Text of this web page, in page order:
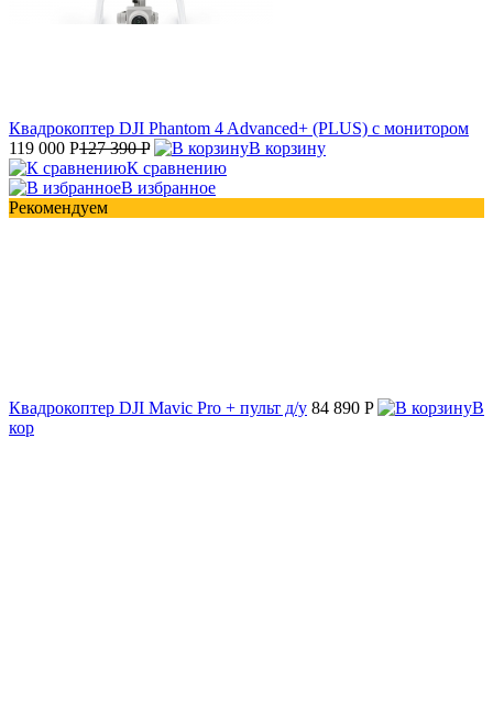
Квадрокоптер DJI Phantom 4 Advanced+ (PLUS) с монитором
119 000 P127 390 P
В корзину
К сравнению
В избранное
Рекомендуем
Квадрокоптер DJI Mavic Pro + пульт д/у 84 890 P
В
кор